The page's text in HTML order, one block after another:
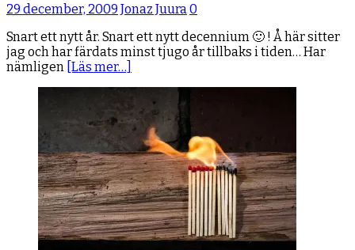
29 december, 2009 Jonaz Juura0
Snart ett nytt år. Snart ett nytt decennium 🙂 ! Å här sitter
jag och har färdats minst tjugo år tillbaks i tiden… Har
nämligen [Läs mer…]